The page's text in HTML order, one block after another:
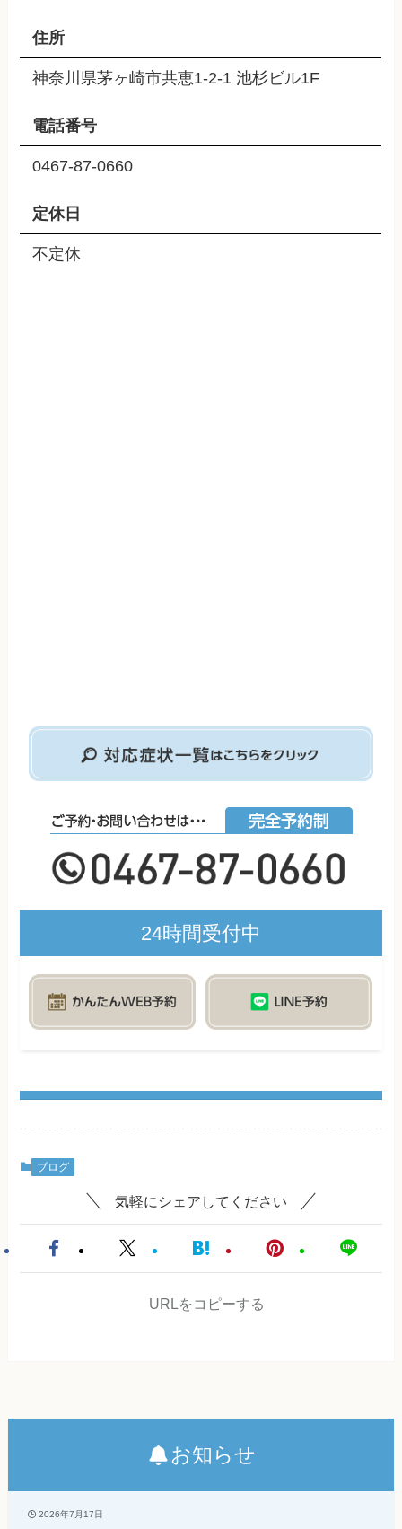
住所
神奈川県茅ヶ崎市共恵1-2-1 池杉ビル1F
電話番号
0467-87-0660
定休日
不定休
24時間受付中
ブログ
気軽にシェアしてください
URLをコピーする
お知らせ
2026年7月17日